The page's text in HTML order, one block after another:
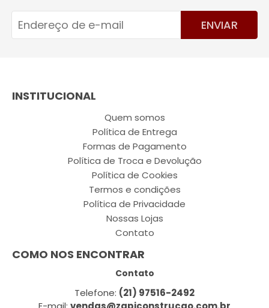
ENVIAR
INSTITUCIONAL
Quem somos
Política de Entrega
Formas de Pagamento
Política de Troca e Devolução
Política de Cookies
Termos e condições
Política de Privacidade
Nossas Lojas
Contato
COMO NOS ENCONTRAR
Contato
Telefone: (21) 97516-2492